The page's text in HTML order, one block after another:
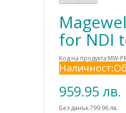
for NDI
Код на продукта:MW-
959.95 лв.
Без данък:799.96 лв.